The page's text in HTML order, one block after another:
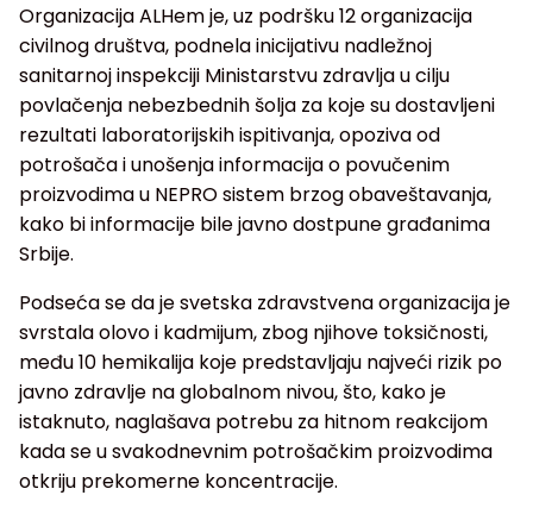
Organizacija ALHem je, uz podršku 12 organizacija
civilnog društva, podnela inicijativu nadležnoj
sanitarnoj inspekciji Ministarstvu zdravlja u cilju
povlačenja nebezbednih šolja za koje su dostavljeni
rezultati laboratorijskih ispitivanja, opoziva od
potrošača i unošenja informacija o povučenim
proizvodima u NEPRO sistem brzog obaveštavanja,
kako bi informacije bile javno dostpune građanima
Srbije.
Podseća se da je svetska zdravstvena organizacija je
svrstala olovo i kadmijum, zbog njihove toksičnosti,
među 10 hemikalija koje predstavljaju najveći rizik po
javno zdravlje na globalnom nivou, što, kako je
istaknuto, naglašava potrebu za hitnom reakcijom
kada se u svakodnevnim potrošačkim proizvodima
otkriju prekomerne koncentracije.